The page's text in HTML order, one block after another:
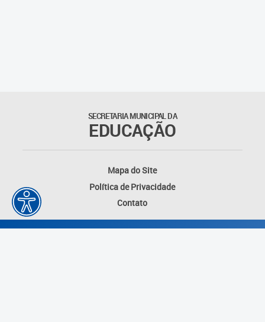
SECRETARIA MUNICIPAL DA
EDUCAÇÃO
Mapa do Site
Política de Privacidade
Contato